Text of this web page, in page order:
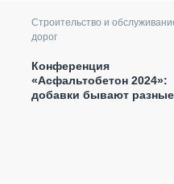
Строительство и
дорог
Конференция
«Асфальтобетон 2024»:
добавки бывают разные